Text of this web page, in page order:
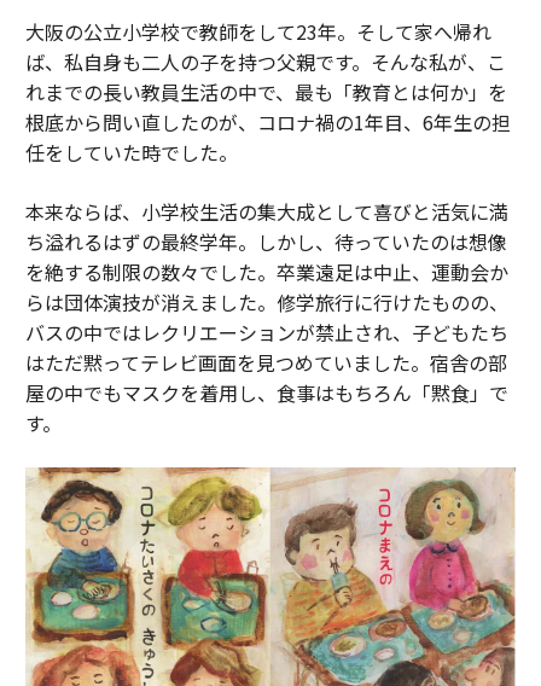
大阪の公立小学校で教師をして23年。そして家へ帰れ
ば、私自身も二人の子を持つ父親です。そんな私が、こ
れまでの長い教員生活の中で、最も「教育とは何か」を
根底から問い直したのが、コロナ禍の1年目、6年生の担
任をしていた時でした。
本来ならば、小学校生活の集大成として喜びと活気に満
ち溢れるはずの最終学年。しかし、待っていたのは想像
を絶する制限の数々でした。卒業遠足は中止、運動会か
らは団体演技が消えました。修学旅行に行けたものの、
バスの中ではレクリエーションが禁止され、子どもたち
はただ黙ってテレビ画面を見つめていました。宿舎の部
屋の中でもマスクを着用し、食事はもちろん「黙食」で
す。